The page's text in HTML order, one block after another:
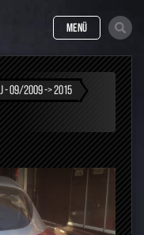
MENÜ
J - 09/2009 -> 2015